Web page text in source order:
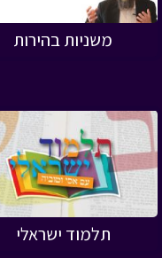
משניות בהירות
תלמוד ישראלי